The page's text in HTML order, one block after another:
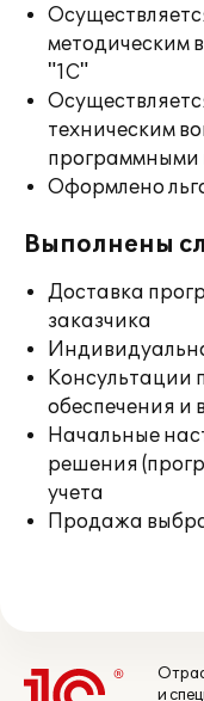
методическим
"1С"
техническим
программными
Оформлено
Выполнены
Доставка
заказчика
Консультации
обеспечения и
Начальные
решения
учета
Продажа
и